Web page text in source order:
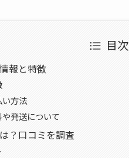
目次
報と特徴
方法
発送について
？口コミを調査